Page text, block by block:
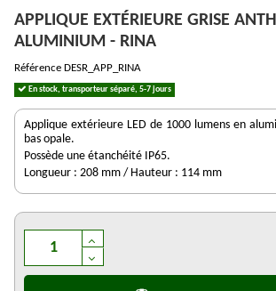
APPLIQUE EXTÉRIEURE GRISE
ALUMINIUM - RINA
Référence DESR_APP_RINA
En stock, transporteur séparé, 5-7 jours
Applique extérieure LED de 1000 lumens en
bas opale.
Possède une étanchéité IP65.
Longueur : 208 mm / Hauteur : 114 mm